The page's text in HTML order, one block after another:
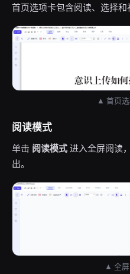
首页选项卡包含阅读、选择和
▲ 首页
阅读模式
单击 阅读模式 进入全屏阅读
出。
▲ 全